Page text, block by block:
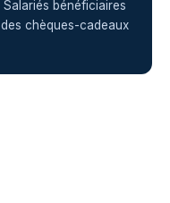
Salariés bénéficiaires
des chèques-cadeaux